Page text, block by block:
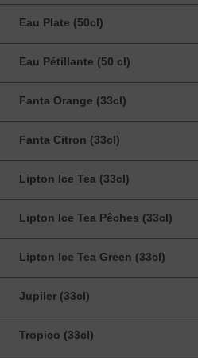
Eau Plate (50cl)
Eau Pétillante (50 cl)
Fanta Orange (33cl)
Fanta Citron (33cl)
Lipton Ice Tea (33cl)
Lipton Ice Tea Pêches (33cl)
Lipton Ice Tea Green (33cl)
Jupiler (33cl)
Tropico (33cl)